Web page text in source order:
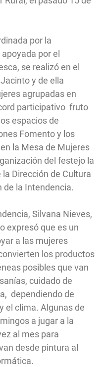
por la
por el
se realizó en el
y de ella
agrupadas en
participativo fruto
espacios de
Fomento y los
la Mesa de Mujeres
del festejo la
Dirección de Cultura
de la Intendencia.
Silvana Nieves,
expresó que es un
a las mujeres
los productos
posibles que van
cuidado de
dependiendo de
el clima. Algunas de
a jugar a la
al mes para
desde pintura al